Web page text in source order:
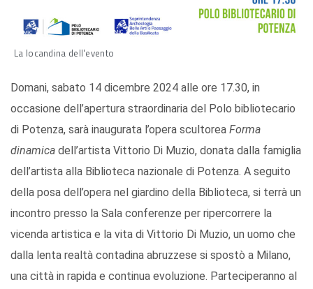
La locandina dell'evento
Domani, sabato 14 dicembre 2024 alle ore 17.30, in
occasione dell’apertura straordinaria del Polo bibliotecario
di Potenza, sarà inaugurata l’opera scultorea Forma
dinamica dell’artista Vittorio Di Muzio, donata dalla famiglia
dell’artista alla Biblioteca nazionale di Potenza. A seguito
della posa dell’opera nel giardino della Biblioteca, si terrà un
incontro presso la Sala conferenze per ripercorrere la
vicenda artistica e la vita di Vittorio Di Muzio, un uomo che
dalla lenta realtà contadina abruzzese si spostò a Milano,
una città in rapida e continua evoluzione. Parteciperanno al